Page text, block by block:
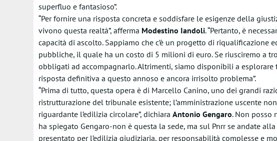
superfluo e fantasioso”.
“Per fornire una risposta concreta e soddisfare le esigenze della
vivono questa realtà”, afferma Modestino Iandoli. “Pertanto, è
capacità di ascolto. Sappiamo che c’è un progetto di riqualificazione
pubbliche, il quale ha un costo di 5 milioni di euro. Se riusciremo a
obbligati ad accompagnarlo. Altrimenti, siamo disponibili a
risposta definitiva a questo annoso e ancora irrisolto problema”.
“Prima di tutto, questa opera è di Marcello Canino, uno dei grandi
ristrutturazione del tribunale esistente; l’amministrazione uscente
riguardante l’edilizia circolare”, dichiara Antonio Gengaro. Non posso
ha spiegato Gengaro-non è questa la sede, ma sul Pnrr se andate
presentato per l’edilizia giudiziaria, per responsabilità complesse e